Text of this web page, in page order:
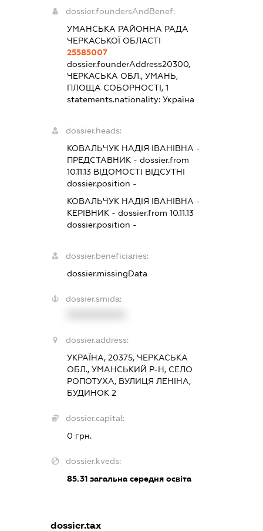
dossier.foundersAndBenef:
УМАНСЬКА РАЙОННА РАДА
ЧЕРКАСЬКОЇ ОБЛАСТІ
25585007
dossier.founderAddress20300,
ЧЕРКАСЬКА ОБЛ., УМАНЬ,
ПЛОЩА СОБОРНОСТІ, 1
statements.nationality:Україна
dossier.heads:
КОВАЛЬЧУК НАДІЯ ІВАНІВНА -
ПРЕДСТАВНИК - dossier.from
10.11.13 ВІДОМОСТІ ВІДСУТНІ
dossier.position -
КОВАЛЬЧУК НАДІЯ ІВАНІВНА -
КЕРІВНИК - dossier.from 10.11.13
dossier.position -
dossier.beneficiaries:
dossier.missingData
dossier.smida:
dossier.address:
УКРАЇНА, 20375, ЧЕРКАСЬКА
ОБЛ., УМАНСЬКИЙ Р-Н, СЕЛО
РОПОТУХА, ВУЛИЦЯ ЛЕНІНА,
БУДИНОК 2
dossier.capital:
0 грн.
dossier.kveds:
85.31 загальна середня освіта
dossier.tax